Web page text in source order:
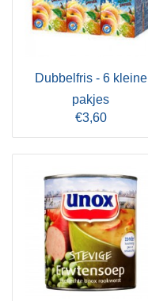
Dubbelfris - 6 kleine
pakjes
€3,60